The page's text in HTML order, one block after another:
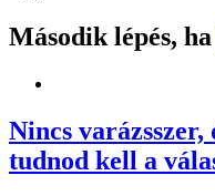
Második lépés, ha
Nincs
tudnod kell a